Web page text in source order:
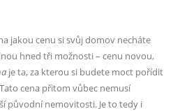
jakou cenu si svůj domov necháte
hned tři možnosti – cenu novou,
je ta, za kterou si budete moct pořídit
cena přitom vůbec nemusí
původní nemovitosti. Je to tedy i